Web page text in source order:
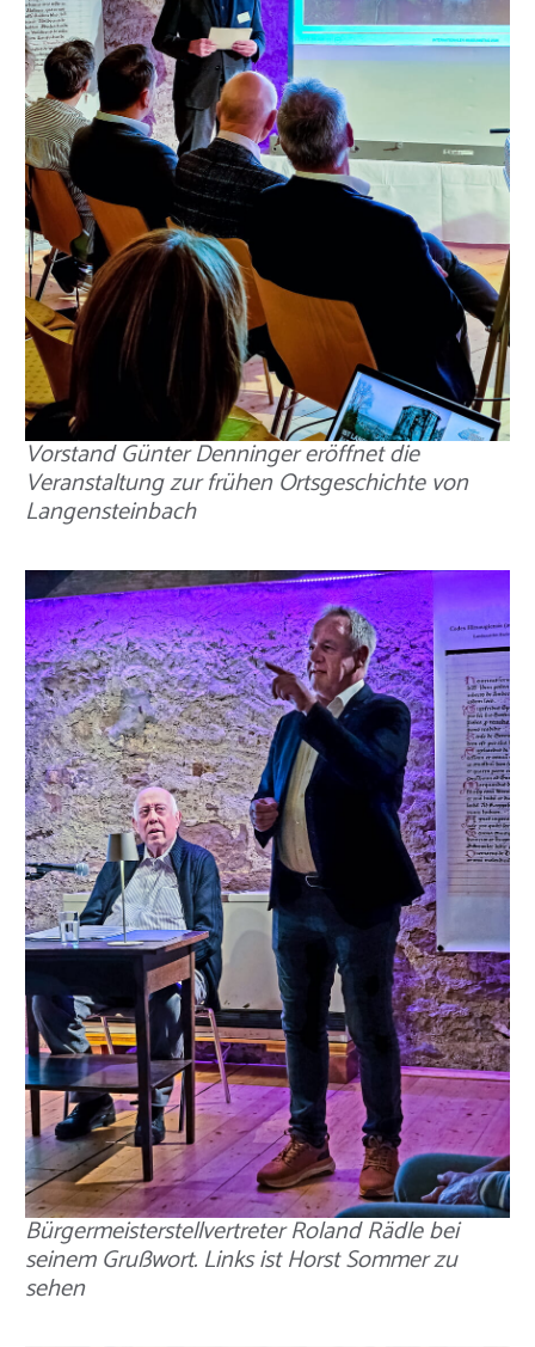
Vorstand Günter Denninger eröffnet die
Veranstaltung zur frühen Ortsgeschichte von
Langensteinbach
Bürgermeisterstellvertreter Roland Rädle bei
seinem Grußwort. Links ist Horst Sommer zu
sehen